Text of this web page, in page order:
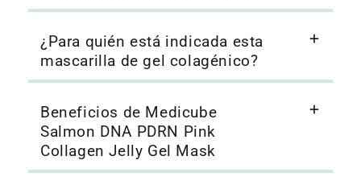
¿Para quién está indicada esta
mascarilla de gel colagénico?
Beneficios de Medicube
Salmon DNA PDRN Pink
Collagen Jelly Gel Mask